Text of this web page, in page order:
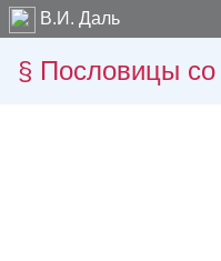
В.И. Даль
Пословицы со